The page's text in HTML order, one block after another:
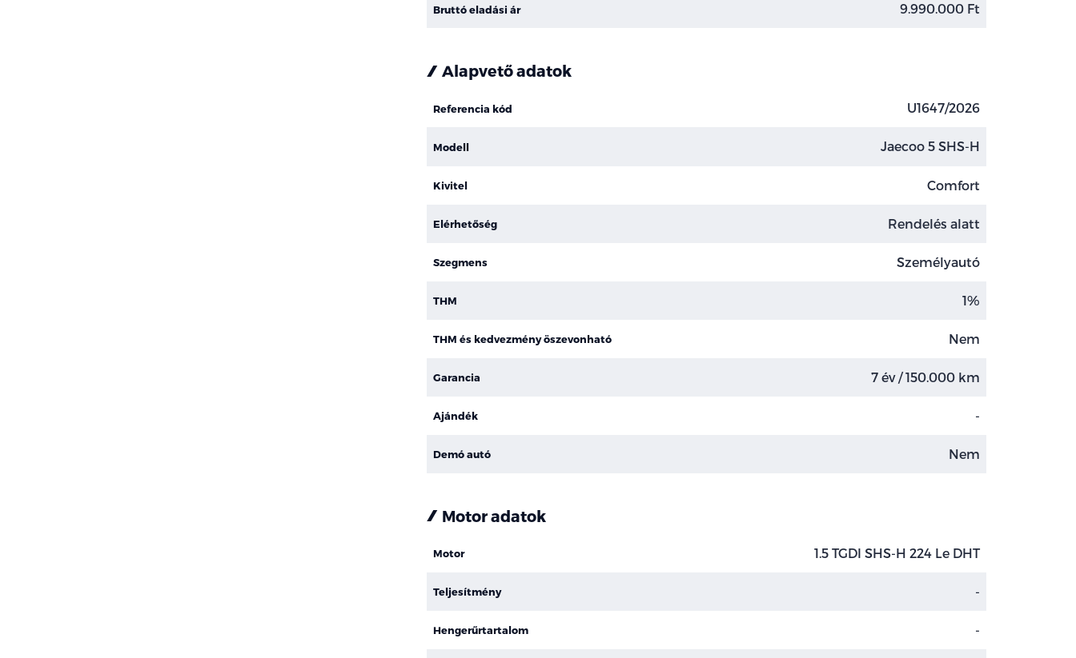
Bruttó eladási ár 9.990.000 Ft
Alapvető adatok
Referencia kód U1647/2026
Modell Jaecoo 5 SHS-H
Kivitel Comfort
Elérhetőség Rendelés alatt
Szegmens Személyautó
THM 1%
THM és kedvezmény öszevonható Nem
Garancia 7 év / 150.000 km
Ajándék -
Demó autó Nem
Motor adatok
Motor 1.5 TGDI SHS-H 224 Le DHT
Teljesítmény -
Hengerűrtartalom -